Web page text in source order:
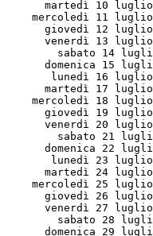
martedì 10
mercoledì 11
giovedì 12
venerdì 13
sabato 14
domenica 15
lunedì 16
martedì 17
mercoledì 18
giovedì 19
venerdì 20
sabato 21
domenica 22
lunedì 23
martedì 24
mercoledì 25
giovedì 26
venerdì 27
sabato 28
domenica 29